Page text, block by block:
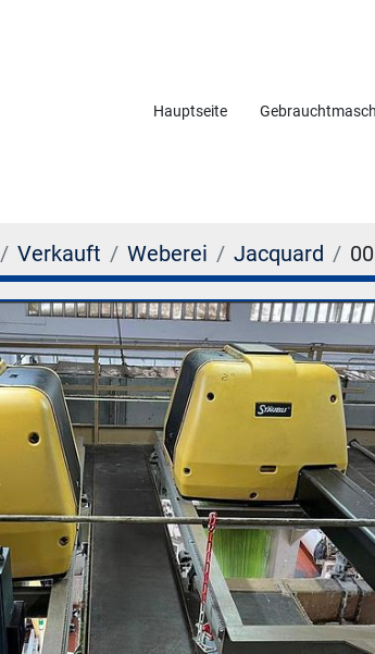
Hauptseite
Verkauft Weberei Jacquard